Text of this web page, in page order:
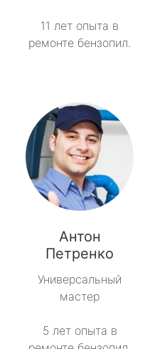
11 лет опыта в
ремонте бензопил.
Антон
Петренко
Универсальный
мастер
5 лет опыта в